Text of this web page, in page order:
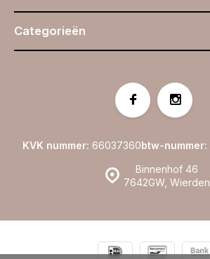
Categorieën
Binnenhof 46
7642GW, Wierden
KVK nummer: 66037360btw-nummer: